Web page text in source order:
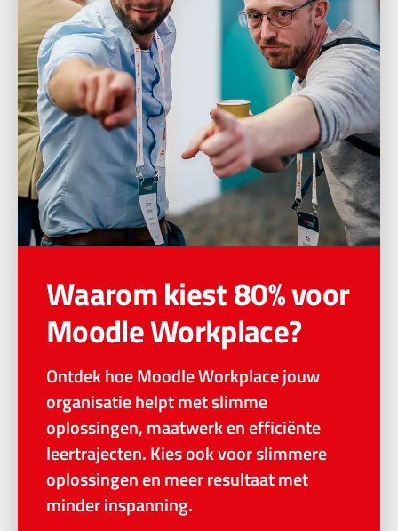
Waarom kiest 80% voor
Moodle Workplace?
Ontdek hoe Moodle Workplace jouw
organisatie helpt met slimme
oplossingen, maatwerk en efficiënte
leertrajecten. Kies ook voor slimmere
oplossingen en meer resultaat met
minder inspanning.